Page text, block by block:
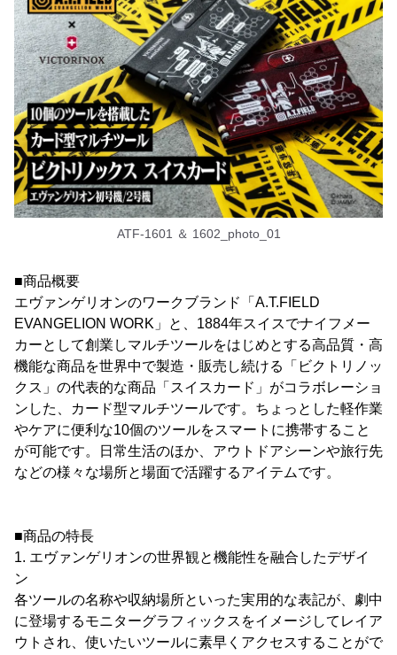
ATF-1601 ＆ 1602_photo_01
■商品概要
エヴァンゲリオンのワークブランド「A.T.FIELD
EVANGELION WORK」と、1884年スイスでナイフメー
カーとして創業しマルチツールをはじめとする高品質・高
機能な商品を世界中で製造・販売し続ける「ビクトリノッ
クス」の代表的な商品「スイスカード」がコラボレーショ
ンした、カード型マルチツールです。ちょっとした軽作業
やケアに便利な10個のツールをスマートに携帯すること
が可能です。日常生活のほか、アウトドアシーンや旅行先
などの様々な場所と場面で活躍するアイテムです。
■商品の特長
1. エヴァンゲリオンの世界観と機能性を融合したデザイ
ン
各ツールの名称や収納場所といった実用的な表記が、劇中
に登場するモニターグラフィックスをイメージしてレイア
ウトされ、使いたいツールに素早くアクセスすることがで